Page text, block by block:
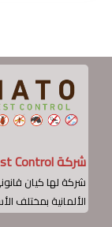
شركة MATO Pest Control لإبادة الحشرات
شركة لها كيان
الألمانية بمختلف